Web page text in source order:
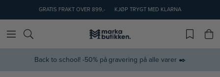
GRATIS FRAKT OVER 899,- KJØP TRYGT MED KLARNA
Back to school! -50% på gravering på alle varer ✒️